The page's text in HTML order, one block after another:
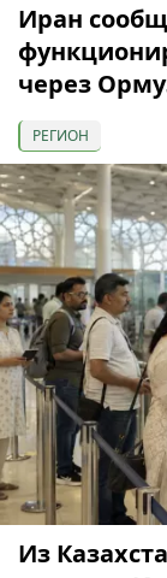
Иран
через
РЕГИОН
Из